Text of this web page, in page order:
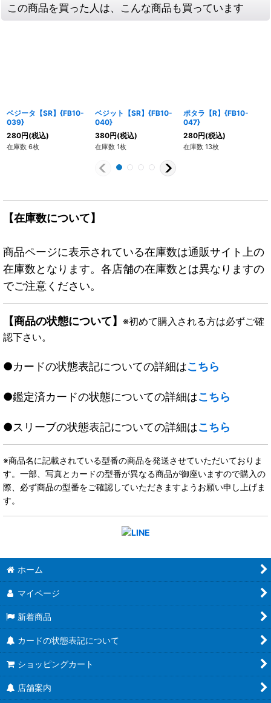
この商品を買った人は、こんな商品も買っています
ベジータ【SR】{FB10-
039}
280円(税込)
在庫数 6枚
ベジット【SR】{FB10-
040}
380円(税込)
在庫数 1枚
ポタラ【R】{FB10-
047}
280円(税込)
在庫数 13枚
【在庫数について】
商品ページに表示されている在庫数は通販サイト上の
在庫数となります。各店舗の在庫数とは異なりますの
でご注意ください。
【商品の状態について】 ※初めて購入される方は必ずご確
認下さい。
●カードの状態表記についての詳細はこちら
●鑑定済カードの状態についての詳細はこちら
●スリーブの状態表記についての詳細はこちら
※商品名に記載されている型番の商品を発送させていただいておりま
す。一部、写真とカードの型番が異なる商品が御座いますので購入の
際、必ず商品の型番をご確認していただきますようお願い申し上げま
す。
ホーム
マイページ
新着商品
カードの状態表記について
ショッピングカート
店舗案内